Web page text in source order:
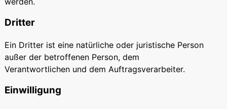
Dritter
Ein Dritter ist eine natürliche oder juristische Person
außer der betroffenen Person, dem
Verantwortlichen und dem Auftragsverarbeiter.
Einwilligung